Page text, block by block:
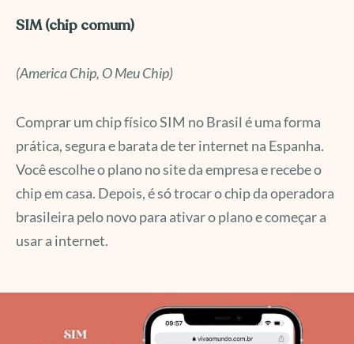
SIM (chip comum)
(America Chip, O Meu Chip)
Comprar um chip físico SIM no Brasil é uma forma
prática, segura e barata de ter internet na Espanha.
Você escolhe o plano no site da empresa e recebe o
chip em casa. Depois, é só trocar o chip da operadora
brasileira pelo novo para ativar o plano e começar a
usar a internet.